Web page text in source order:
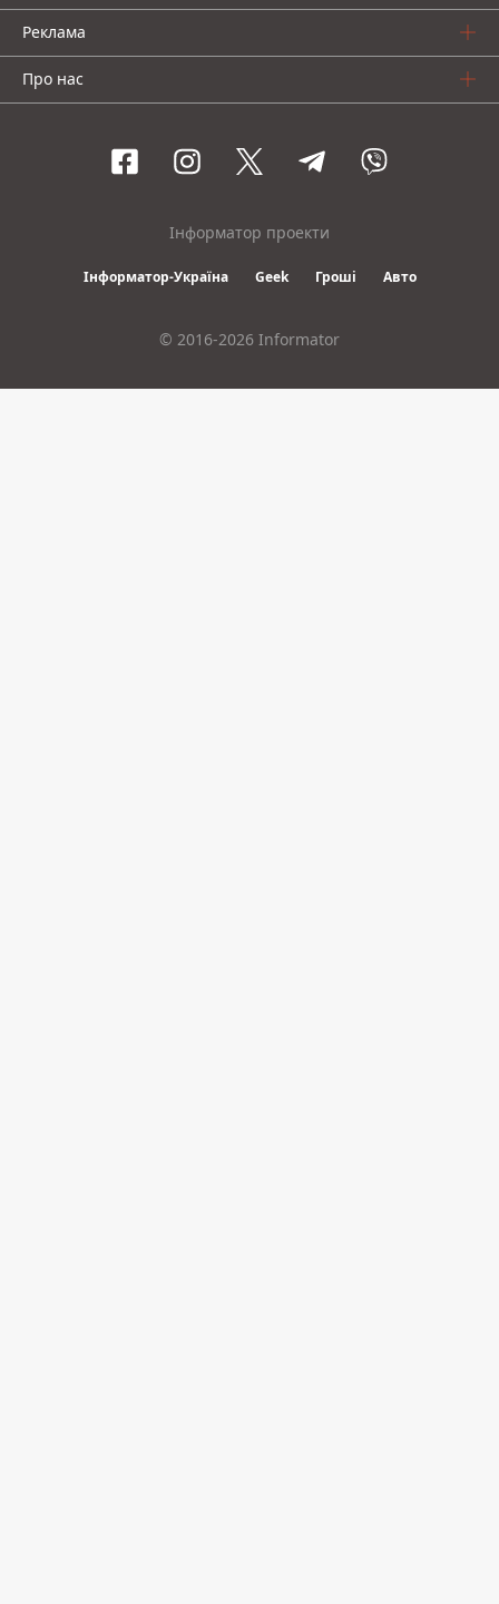
Реклама
Про нас
Інформатор проекти
Інформатор-Україна Geek Гроші Авто
© 2016-2026 Informator